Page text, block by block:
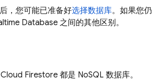
，您可能已准备好选择数据库。如果您
Database之间的其他区别。
Cloud Firestore 都是 NoSQL 数据库。